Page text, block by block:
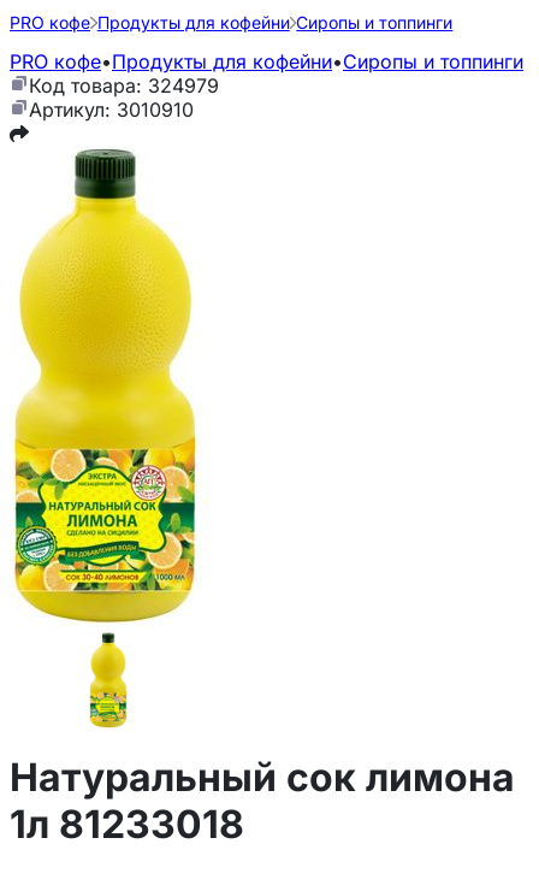
PRO кофе Продукты для кофейни Сиропы и топпинги
PRO кофе•Продукты для кофейни•Сиропы и топпинги
Код товара: 324979
Артикул: 3010910
Натуральный сок лимона
1л 81233018